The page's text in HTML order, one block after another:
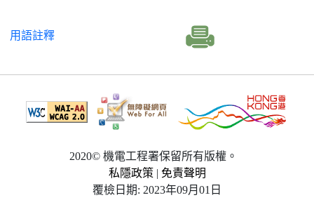
用語註釋
2020© 機電工程署保留所有版權。
私隱政策 | 免責聲明
覆檢日期: 2023年09月01日